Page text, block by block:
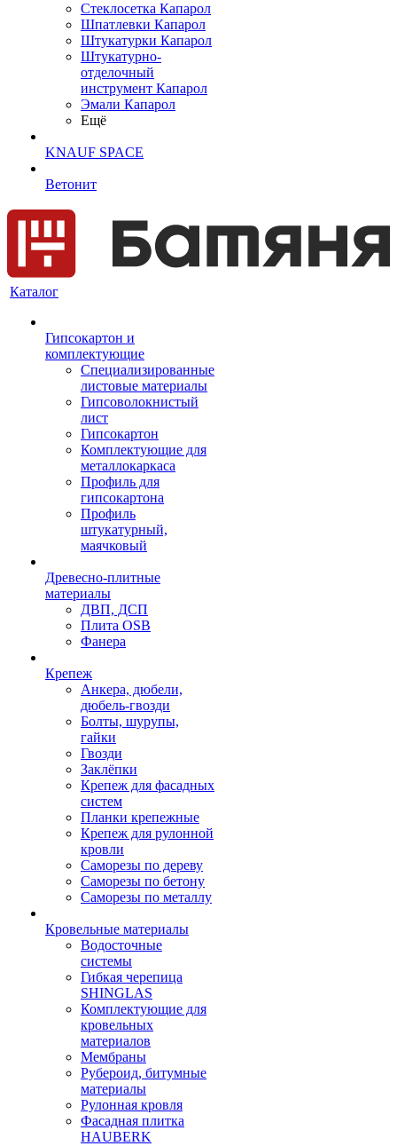
Cтеклосетка Капарол
Шпатлевки Капарол
Штукатурки Капарол
Штукатурно-
отделочный
инструмент Капарол
Эмали Капарол
Ещё
KNAUF SPACE
Ветонит
Каталог
Гипсокартон и
комплектующие
Специализированные
листовые материалы
Гипсоволокнистый
лист
Гипсокартон
Комплектующие для
металлокаркаса
Профиль для
гипсокартона
Профиль
штукатурный,
маячковый
Древесно-плитные
материалы
ДВП, ДСП
Плита OSB
Фанера
Крепеж
Анкера, дюбели,
дюбель-гвозди
Болты, шурупы,
гайки
Гвозди
Заклёпки
Крепеж для фасадных
систем
Планки крепежные
Крепеж для рулонной
кровли
Саморезы по дереву
Саморезы по бетону
Саморезы по металлу
Кровельные материалы
Водосточные
системы
Гибкая черепица
SHINGLAS
Комплектующие для
кровельных
материалов
Мембраны
Рубероид, битумные
материалы
Рулонная кровля
Фасадная плитка
HAUBERK